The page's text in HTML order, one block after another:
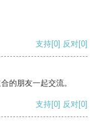
支持[0] 反对[0]
的朋友一起交流。
支持[0] 反对[0]